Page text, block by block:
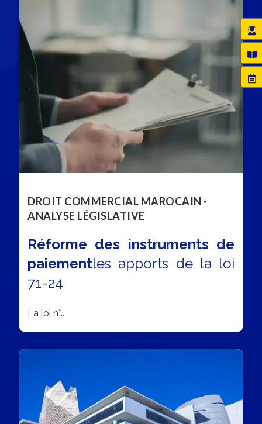
DROIT COMMERCIAL MAROCAIN ·
ANALYSE LÉGISLATIVE
Réforme des instruments de
paiementles apports de la loi
71-24
La loi n°...